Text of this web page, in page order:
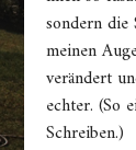
sondern
meinen
verändert
echter. (So
Schreiben.)